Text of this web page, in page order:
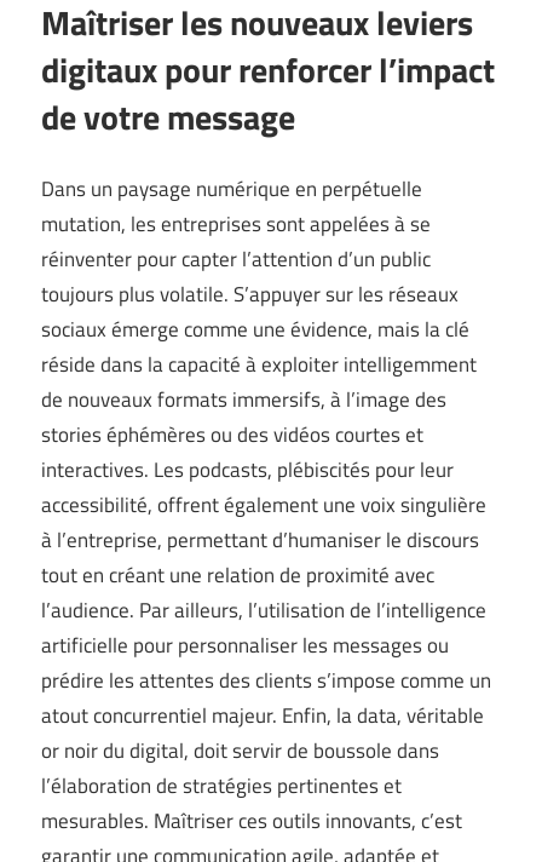
Maîtriser les nouveaux leviers
digitaux pour renforcer l’impact
de votre message
Dans un paysage numérique en perpétuelle
mutation, les entreprises sont appelées à se
réinventer pour capter l’attention d’un public
toujours plus volatile. S’appuyer sur les réseaux
sociaux émerge comme une évidence, mais la clé
réside dans la capacité à exploiter intelligemment
de nouveaux formats immersifs, à l’image des
stories éphémères ou des vidéos courtes et
interactives. Les podcasts, plébiscités pour leur
accessibilité, offrent également une voix singulière
à l’entreprise, permettant d’humaniser le discours
tout en créant une relation de proximité avec
l’audience. Par ailleurs, l’utilisation de l’intelligence
artificielle pour personnaliser les messages ou
prédire les attentes des clients s’impose comme un
atout concurrentiel majeur. Enfin, la data, véritable
or noir du digital, doit servir de boussole dans
l’élaboration de stratégies pertinentes et
mesurables. Maîtriser ces outils innovants, c’est